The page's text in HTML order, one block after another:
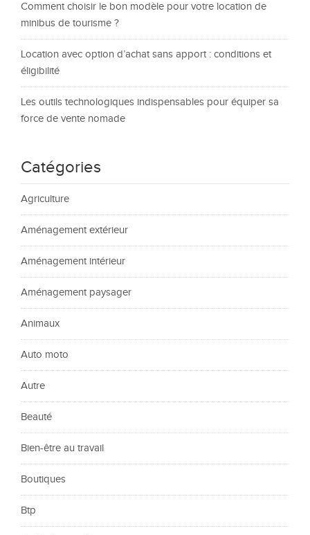
Comment choisir le bon modèle pour votre location de
minibus de tourisme ?
Location avec option d’achat sans apport : conditions et
éligibilité
Les outils technologiques indispensables pour équiper sa
force de vente nomade
Catégories
Agriculture
Aménagement extérieur
Aménagement intérieur
Aménagement paysager
Animaux
Auto moto
Autre
Beauté
Bien-être au travail
Boutiques
Btp